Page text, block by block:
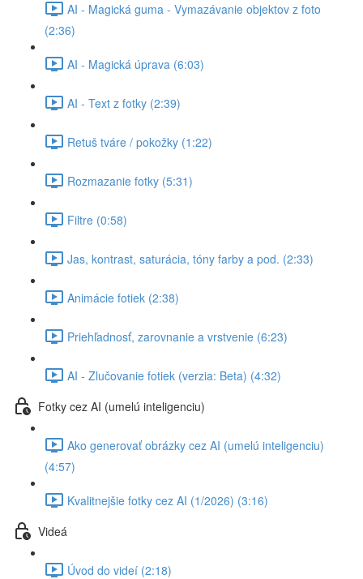
AI - Magická guma - Vymazávanie objektov z foto
(2:36)
AI - Magická úprava (6:03)
AI - Text z fotky (2:39)
Retuš tváre / pokožky (1:22)
Rozmazanie fotky (5:31)
Filtre (0:58)
Jas, kontrast, saturácia, tóny farby a pod. (2:33)
Animácie fotiek (2:38)
Priehľadnosť, zarovnanie a vrstvenie (6:23)
AI - Zlučovanie fotiek (verzia: Beta) (4:32)
Fotky cez AI (umelú inteligenciu)
Ako generovať obrázky cez AI (umelú inteligenciu)
(4:57)
Kvalitnejšie fotky cez AI (1/2026) (3:16)
Videá
Úvod do videí (2:18)